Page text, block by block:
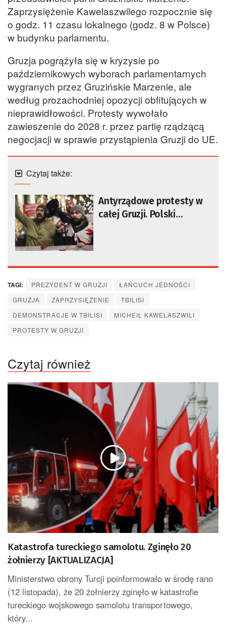
Zaprzysiężenie Kawelaszwilego rozpocznie się
o godz. 11 czasu lokalnego (godz. 8 w Polsce)
w budynku parlamentu.
Gruzja pogrążyła się w kryzysie po
październikowych wyborach parlamentarnych
wygranych przez Gruzińskie Marzenie, ale
według prozachodniej opozycji obfitujących w
nieprawidłowości. Protesty wywołało
zawieszenie do 2028 r. przez partię rządzącą
negocjacji w sprawie przystąpienia Gruzji do UE.
Czytaj także:
Antyrządowe protesty w
całej Gruzji. Polski
TAGI: PREZYDENT W GRUZJI
ŁAŃCUCH JEDNOŚCI
GRUZJA
ZAPRZYSIĘŻENIE
TBILISI
DEMONSTRACJE W TBILISI
MICHEIL KAWELASZWILI
PROTESTY W GRUZJI
Czytaj również
Katastrofa tureckiego samolotu. Zginęło 20
żołnierzy [AKTUALIZACJA]
Ministerstwo obrony Turcji poinformowało w środę rano
(12 listopada), że 20 żołnierzy zginęło w katastrofie
tureckiego wojskowego samolotu transportowego,
który...